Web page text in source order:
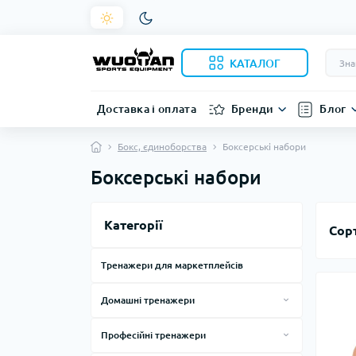
КАТАЛОГ
Доставка і оплата Бренди Блог
Бокс, єдиноборства Боксерські набори
Боксерські набори
Категорії
Тренажери для маркетплейсів
Домашні тренажери
Тренажери, лави, стійки
Професійні тренажери